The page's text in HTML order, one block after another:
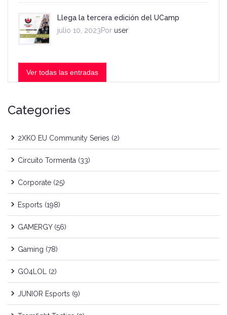
Llega la tercera edición del UCamp
julio 10, 2023Por user
Ver todas las entradas
Categories
2XKO EU Community Series (2)
Circuito Tormenta (33)
Corporate (25)
Esports (198)
GAMERGY(56)
Gaming (78)
GO4LOL (2)
JUNIOR Esports (9)